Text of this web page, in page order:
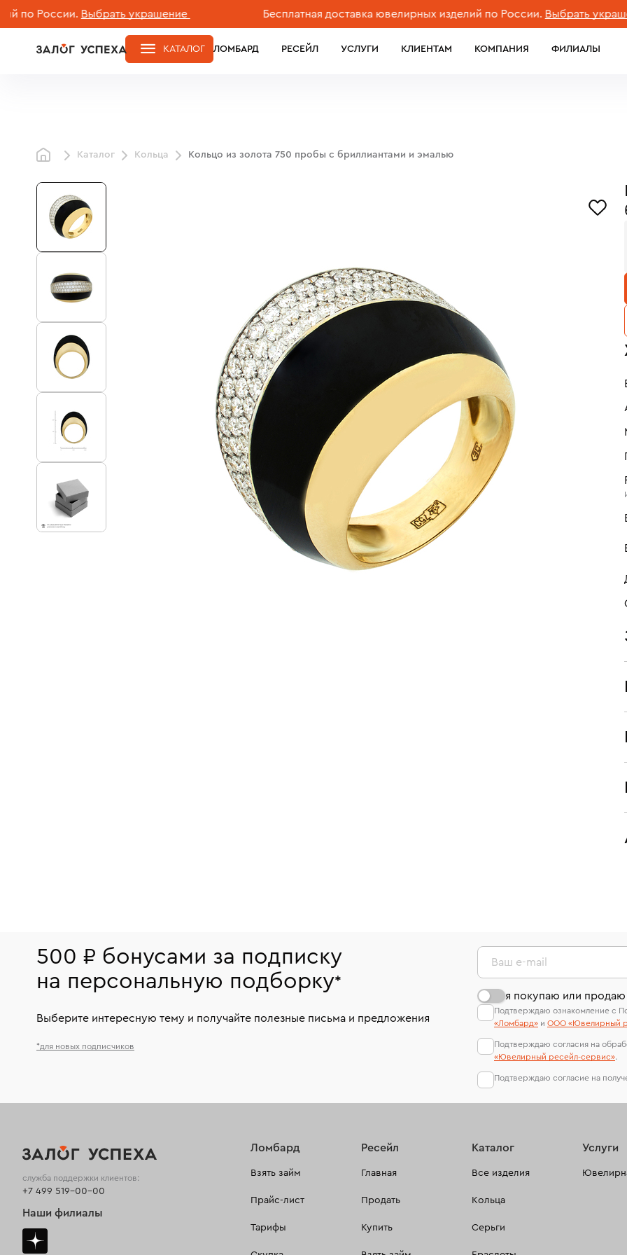
России. Выбрать украшение Бесплатная доставка ювелирных изделий по России. Выбрать украшение
ЛОМБАРД РЕСЕЙЛ УСЛУГИ КЛИЕНТАМ КОМПАНИЯ ФИЛИАЛЫ
КАТАЛОГ
Каталог Кольца Кольцо из золота 750 пробы с бриллиантами и эмалью
500 ₽ бонусами за подписку
на персональную подборку*
Выберите интересную тему и получайте полезные письма и предложения
*для новых подписчиков
Ваш e-mail
я покупаю или
Подтверждаю ознакомление с
«Ломбард» и ООО «Ювелирный
Подтверждаю согласия на
«Ювелирный ресейл-сервиc».
Подтверждаю согласие на
Ломбард
Взять займ
Прайс-лист
Тарифы
Ресейл
Главная
Продать
Купить
Каталог
Все изделия
Кольца
Серьги
Услуги
служба поддержки клиентов:
+7 499 519-00-00
Наши филиалы